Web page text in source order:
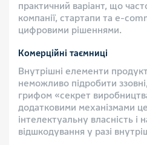
практичний варіант, що
компанії, стартапи та e-
цифровими рішеннями.
Комерційні таємниці
Внутрішні елементи
неможливо підробити
грифом «секрет
додатковими механізмами
інтелектуальну власність і
відшкодування у разі